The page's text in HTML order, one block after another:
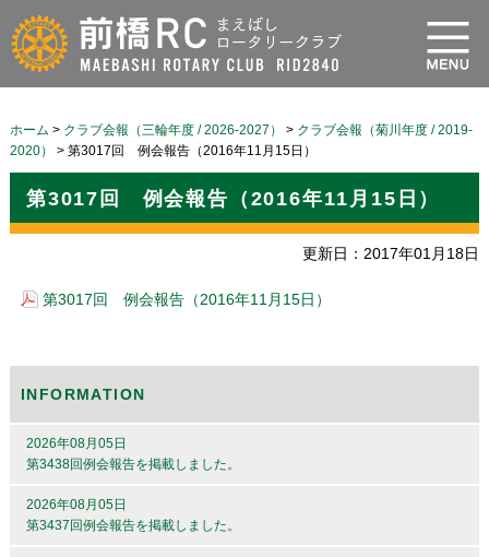
ホーム > クラブ会報（三輪年度 / 2026-2027） > クラブ会報（菊川年度 / 2019-
2020）
> 第3017回 例会報告（2016年11月15日）
第3017回 例会報告（2016年11月15日）
更新日：2017年01月18日
第3017回 例会報告（2016年11月15日）
INFORMATION
2026年08月05日
第3438回例会報告を掲載しました。
2026年08月05日
第3437回例会報告を掲載しました。